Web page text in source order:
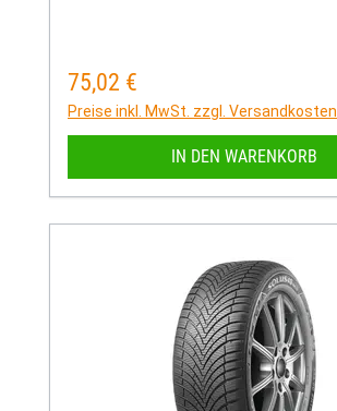
Regulärer Preis:
75,02 €
Preise inkl. MwSt. zzgl. Versandkosten
IN DEN WARENKORB